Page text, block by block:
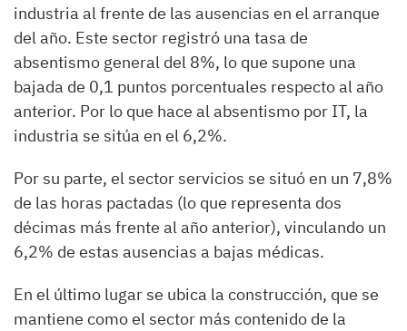
industria al frente de las ausencias en el arranque
del año. Este sector registró una tasa de
absentismo general del 8%, lo que supone una
bajada de 0,1 puntos porcentuales respecto al año
anterior. Por lo que hace al absentismo por IT, la
industria se sitúa en el 6,2%.
Por su parte, el sector servicios se situó en un 7,8%
de las horas pactadas (lo que representa dos
décimas más frente al año anterior), vinculando un
6,2% de estas ausencias a bajas médicas.
En el último lugar se ubica la construcción, que se
mantiene como el sector más contenido de la